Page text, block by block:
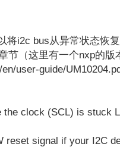
将i2c bus从异常状态恢
节（这里有一个nxp的版
user-guide/
the clock (SCL) is stuck
reset signal if your I2C